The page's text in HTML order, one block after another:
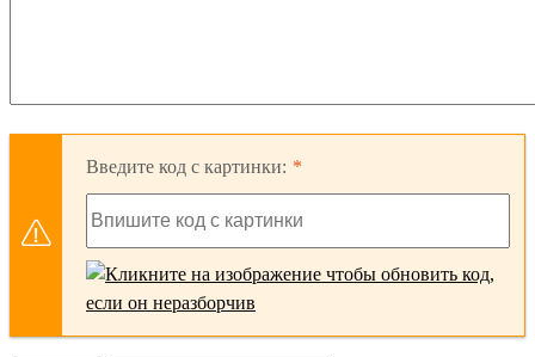
Введите код с картинки: